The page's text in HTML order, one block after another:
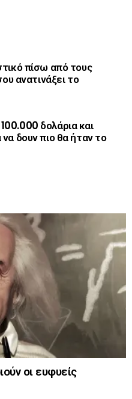
πίσω από τους
ανατινάξει το
δολάρια και
δουν πιο θα ήταν το
οι ευφυείς